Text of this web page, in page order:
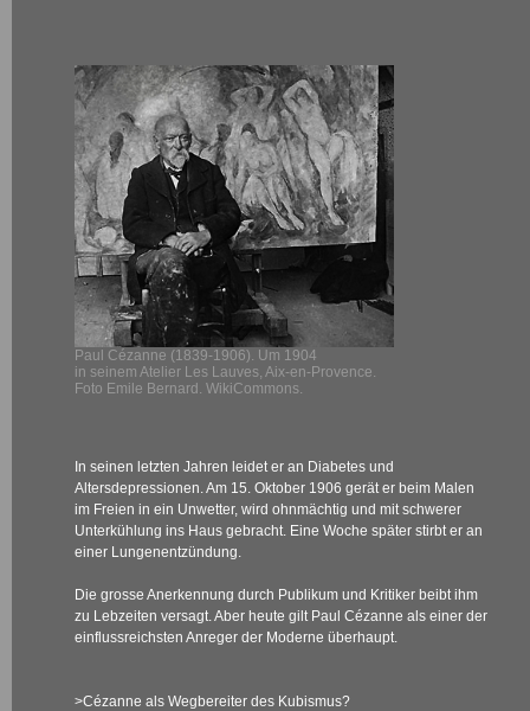
Paul Cézanne (1839-1906). Um 1904
in seinem Atelier Les Lauves, Aix-en-Provence.
Foto Emile Bernard. WikiCommons.
In seinen letzten Jahren leidet er an Diabetes und
Altersdepressionen. Am 15. Oktober 1906 gerät er beim Malen
im Freien in ein Unwetter, wird ohnmächtig und mit schwerer
Unterkühlung ins Haus gebracht. Eine Woche später stirbt er an
einer Lungenentzündung.
Die grosse Anerkennung durch Publikum und Kritiker beibt ihm
zu Lebzeiten versagt. Aber heute gilt Paul Cézanne als einer der
einflussreichsten Anreger der Moderne überhaupt.
>Cézanne als Wegbereiter des Kubismus?